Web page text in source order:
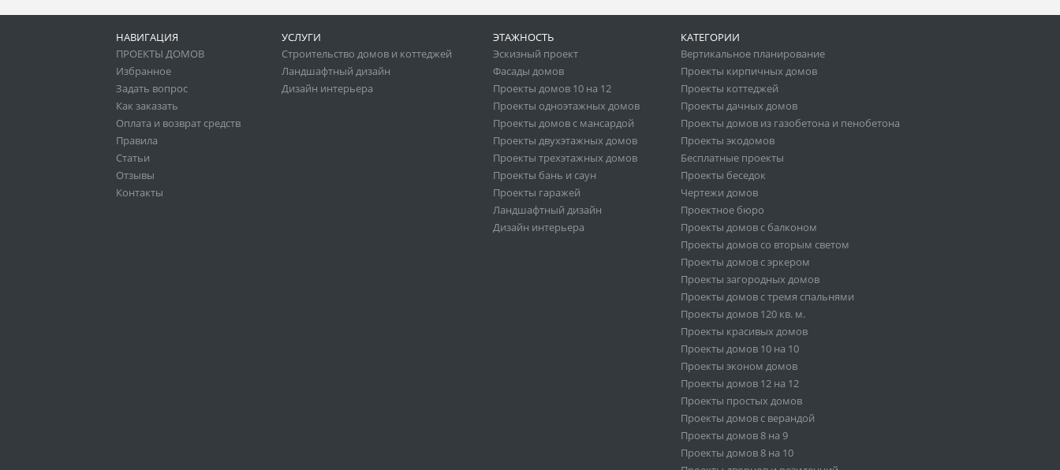
НАВИГАЦИЯ
ПРОЕКТЫ ДОМОВ
Избранное
Задать вопрос
Как заказать
Оплата и возврат средств
Правила
Статьи
Отзывы
Контакты
УСЛУГИ
Строительство домов и коттеджей
Ландшафтный дизайн
Дизайн интерьера
ЭТАЖНОСТЬ
Эскизный проект
Фасады домов
Проекты домов 10 на 12
Проекты одноэтажных домов
Проекты домов с мансардой
Проекты двухэтажных домов
Проекты трехэтажных домов
Проекты бань и саун
Проекты гаражей
Ландшафтный дизайн
Дизайн интерьера
КАТЕГОРИИ
Вертикальное планирование
Проекты кирпичных домов
Проекты коттеджей
Проекты дачных домов
Проекты домов из газобетона и пенобетона
Проекты экодомов
Бесплатные проекты
Проекты беседок
Чертежи домов
Проектное бюро
Проекты домов с балконом
Проекты домов со вторым светом
Проекты домов с эркером
Проекты загородных домов
Проекты домов с тремя спальнями
Проекты домов 120 кв. м.
Проекты красивых домов
Проекты домов 10 на 10
Проекты эконом домов
Проекты домов 12 на 12
Проекты простых домов
Проекты домов с верандой
Проекты домов 8 на 9
Проекты домов 8 на 10